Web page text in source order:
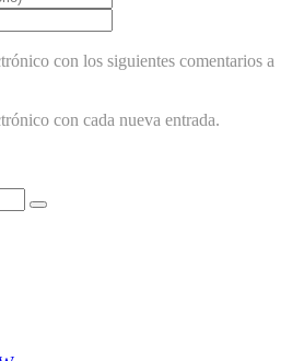
con los siguientes comentarios a
con cada nueva entrada.